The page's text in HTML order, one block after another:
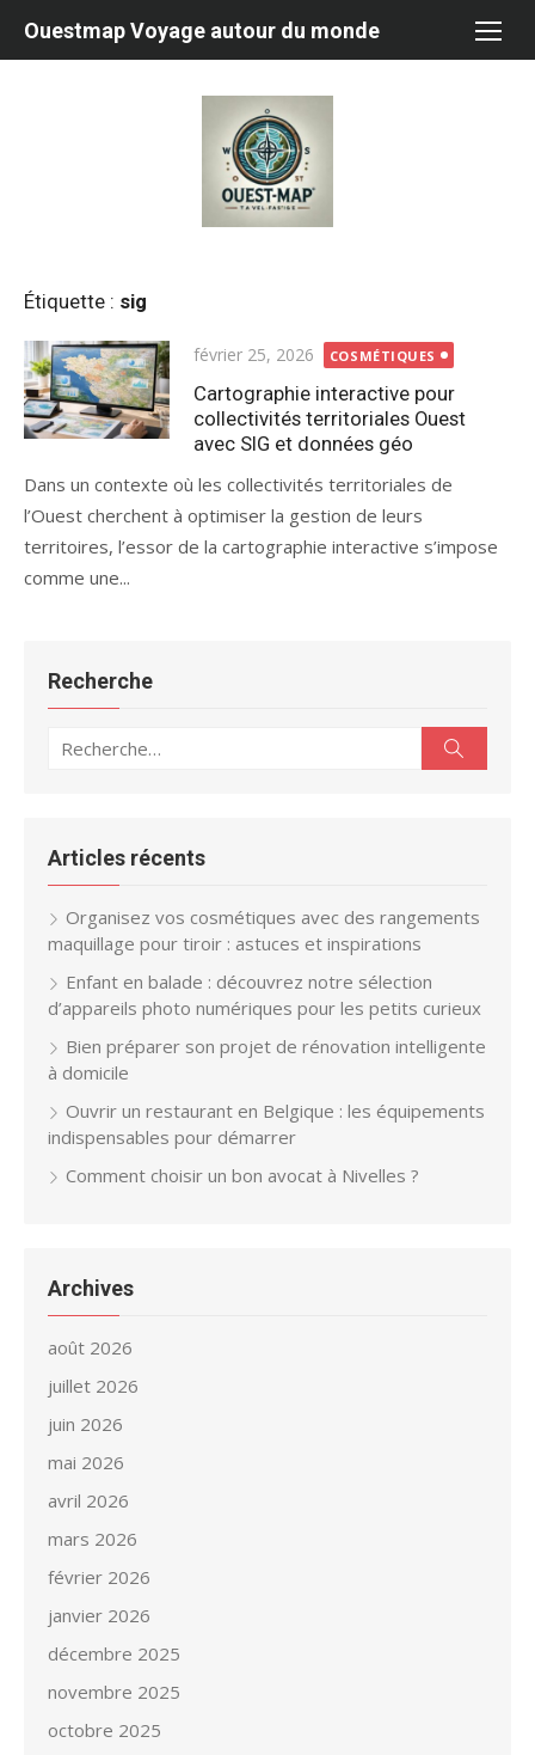
Ouestmap Voyage autour du monde
Étiquette : sig
Publié
le
février 25, 2026 COSMÉTIQUES
Cartographie interactive pour
collectivités territoriales Ouest
avec SIG et données géo
Dans un contexte où les collectivités territoriales de
l’Ouest cherchent à optimiser la gestion de leurs
territoires, l’essor de la cartographie interactive s’impose
comme une...
Recherche
Recherche
Articles récents
Organisez vos cosmétiques avec des rangements
maquillage pour tiroir : astuces et inspirations
Enfant en balade : découvrez notre sélection
d’appareils photo numériques pour les petits curieux
Bien préparer son projet de rénovation intelligente
à domicile
Ouvrir un restaurant en Belgique : les équipements
indispensables pour démarrer
Comment choisir un bon avocat à Nivelles ?
Archives
août 2026
juillet 2026
juin 2026
mai 2026
avril 2026
mars 2026
février 2026
janvier 2026
décembre 2025
novembre 2025
octobre 2025